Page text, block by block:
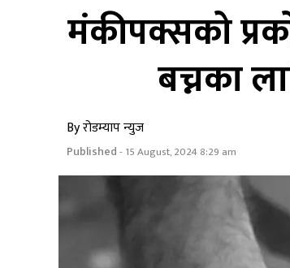
मंकीपक्सको
बच्नका
By रोडम्याप न्युज
Published- 15 August, 2024 8:29 am